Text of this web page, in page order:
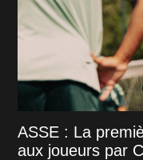
ASSE : La
aux joueurs par